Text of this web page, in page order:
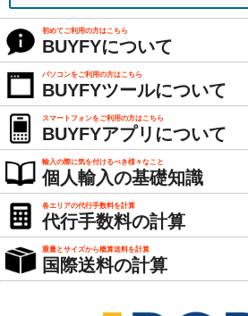
初めてご利用の方はこちら
BUYFYについて
パソコンをご利用の方はこちら
BUYFYツールについて
スマートフォンをご利用の方はこちら
BUYFYアプリについて
輸入の際に気を付けるべき様々なこと
個人輸入の基礎知識
各エリアの代行手数料を計算
代行手数料の計算
重量とサイズから概算送料を計算
国際送料の計算